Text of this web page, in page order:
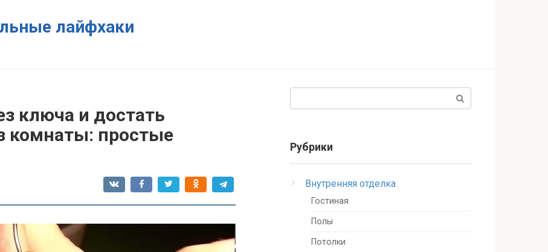
лайфхаки
ключа и достать
комнаты: простые
Рубрики
Внутренняя отделка
Гостиная
Полы
Потолки